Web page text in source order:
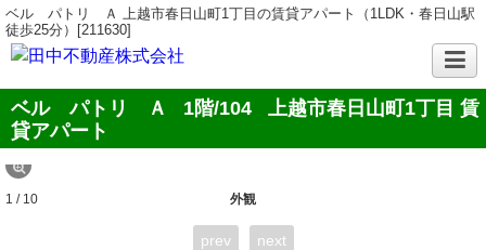
ベル パトリ Ａ 上越市春日山町1丁目の賃貸アパート（1LDK・春日山駅
徒歩25分）[211630]
ベル パトリ Ａ 1階/104
上越市春日山町1丁目 賃
貸アパート
外観
1 / 10
prev next